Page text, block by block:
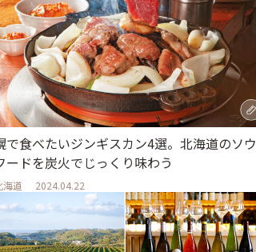
で食べたいジンギスカン4選。北海道のソウ
ードを炭火でじっくり味わう
海道 2024.04.22